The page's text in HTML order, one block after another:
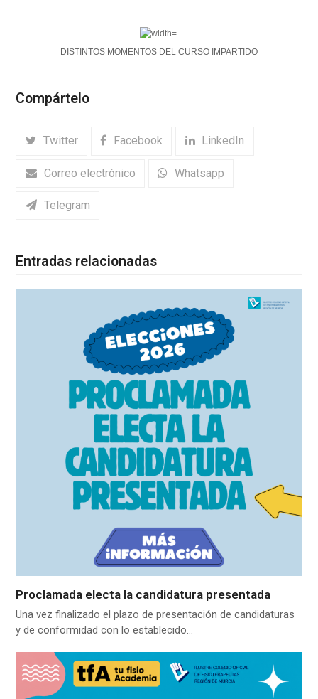
DISTINTOS MOMENTOS DEL CURSO IMPARTIDO
Compártelo
Twitter Facebook LinkedIn
Correo electrónico Whatsapp
Telegram
Entradas relacionadas
Proclamada electa la candidatura presentada
Una vez finalizado el plazo de presentación de candidaturas
y de conformidad con lo establecido…